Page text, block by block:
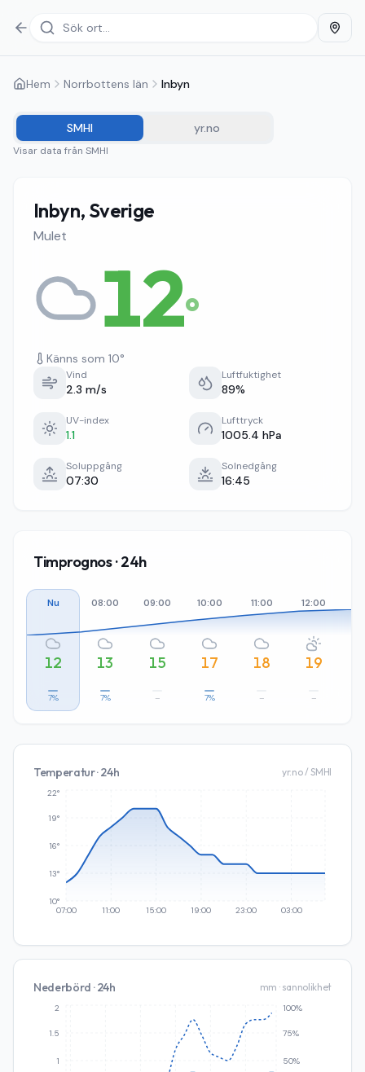
Hem Norrbottens län Inbyn
SMHI yr.no
Visar data från SMHI
Inbyn, Sverige
Mulet
12°
Känns som 10°
Vind
2.3 m/s
Luftfuktighet
89%
UV-index
1.1
Lufttryck
1005.4 hPa
Soluppgång
07:30
Solnedgång
16:45
Timprognos · 24h
Nu
12
7%
08:00
13
7%
09:00
15
–
10:00
17
7%
11:00
18
–
12:00
19
–
Temperatur · 24h yr.no / SMHI
07:00 11:00 15:00 19:00 23:00 03:00
10°
13°
16°
19°
22°
Nederbörd · 24h mm · sannolikhet
1
1.5
2
50%
75%
100%